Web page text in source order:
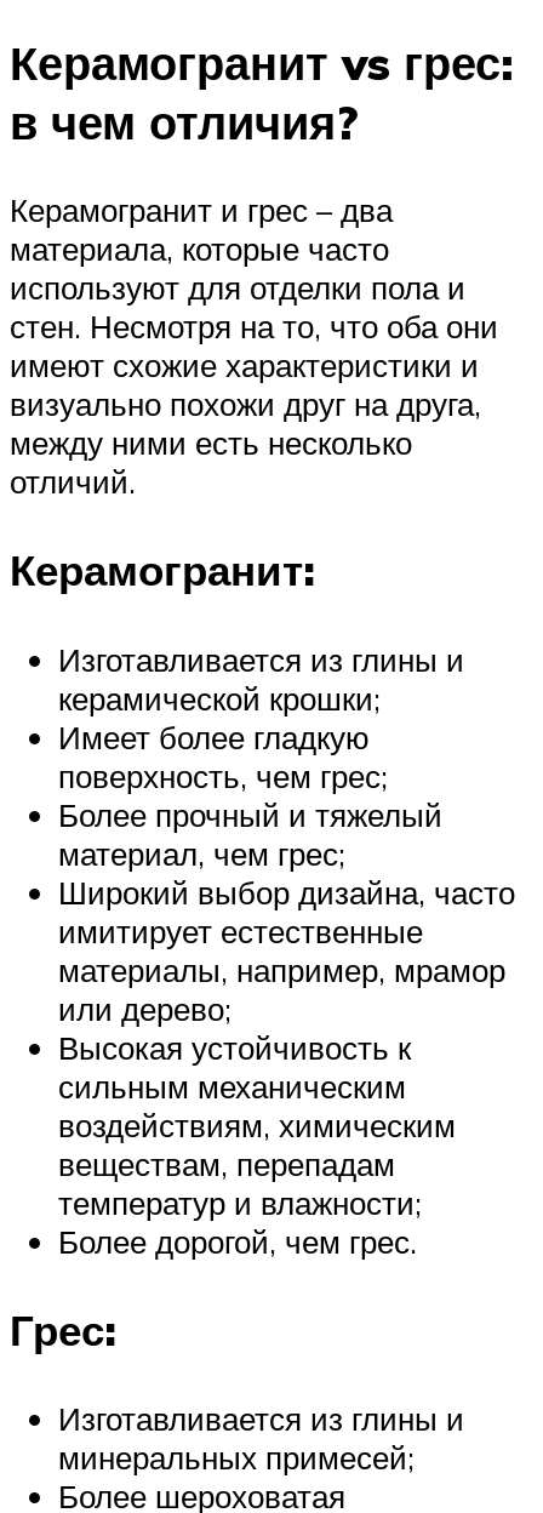
Керамогранит vs грес:
в чем отличия?
Керамогранит и грес – два
материала, которые часто
используют для отделки пола и
стен. Несмотря на то, что оба они
имеют схожие характеристики и
визуально похожи друг на друга,
между ними есть несколько
отличий.
Керамогранит:
Изготавливается из глины и
керамической крошки;
Имеет более гладкую
поверхность, чем грес;
Более прочный и тяжелый
материал, чем грес;
Широкий выбор дизайна, часто
имитирует естественные
материалы, например, мрамор
или дерево;
Высокая устойчивость к
сильным механическим
воздействиям, химическим
веществам, перепадам
температур и влажности;
Более дорогой, чем грес.
Грес:
Изготавливается из глины и
минеральных примесей;
Более шероховатая